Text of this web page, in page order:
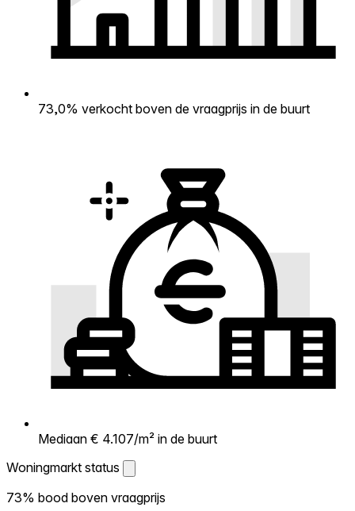
73,0% verkocht boven de vraagprijs in de buurt
Mediaan € 4.107/m² in de buurt
Woningmarkt status
Woningmarkt status
73% bood boven vraagprijs